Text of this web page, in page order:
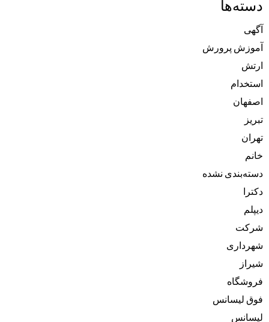
دسته‌ها
آگهی
آموزش پرورش
ارتش
استخدام
اصفهان
تبریز
تهران
خانم
دسته‌بندی نشده
دکترا
دیپلم
شرکت
شهرداری
شیراز
فروشگاه
فوق لیسانس
لیسانس